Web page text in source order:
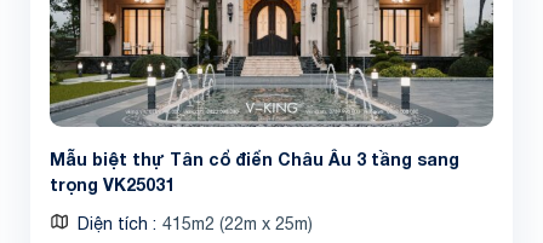
Mẫu biệt thự Tân cổ điển Châu Âu 3 tầng sang
trọng VK25031
Diện tích 415m2 (22m x 25m)